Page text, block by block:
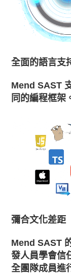
全面的語言支
Mend SAST
同的編程框架
彌合文化差距
Mend SAST
發人員學會信
全團隊成員進